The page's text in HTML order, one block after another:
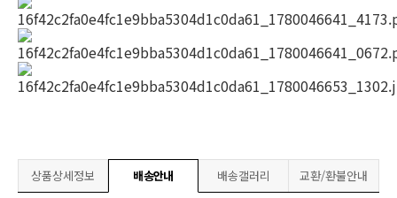
상품상세정보 배송안내 배송갤러리 교환/환불안내